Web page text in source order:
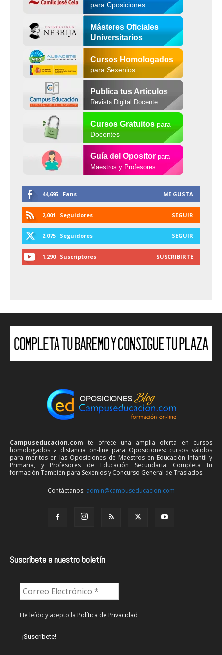
para Oposiciones
Másteres Oficiales
Universitarios
Cursos Homologados
para Sexenios
Publica tus Artículos
Revista Digital Docente
Cursos Gratuitospara
Docentes
Guía del Opositor para
Maestros y Profesores
44,695 Fans ME GUSTA
2,001 Seguidores SEGUIR
2,075 Seguidores SEGUIR
1,290 Suscriptores SUSCRIBIRTE
Campuseducacion.com te ofrece una amplia oferta en cursos
homologados a distancia on-line para Oposiciones: cursos válidos
para méritos en las Oposiciones de Maestros en Educación Infantil y
Primaria, y Profesores de Educación Secundaria. Completa tu
formación También para Sexenios y Concurso General de Traslados.
Contáctanos: admin@campuseducacion.com
Suscríbete a nuestro boletín
He leído y acepto la Política de Privacidad